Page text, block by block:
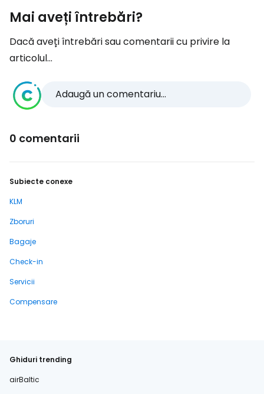
Mai aveți întrebări?
Dacă aveți întrebări sau comentarii cu privire la
articolul...
Adaugă un comentariu...
0 comentarii
Subiecte conexe
KLM
Zboruri
Bagaje
Check-in
Servicii
Compensare
Ghiduri trending
airBaltic